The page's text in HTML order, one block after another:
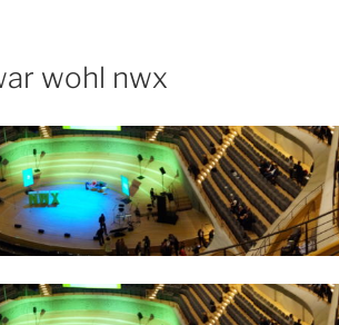
wohl nwx